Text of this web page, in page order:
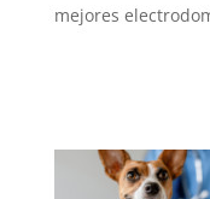
mejores